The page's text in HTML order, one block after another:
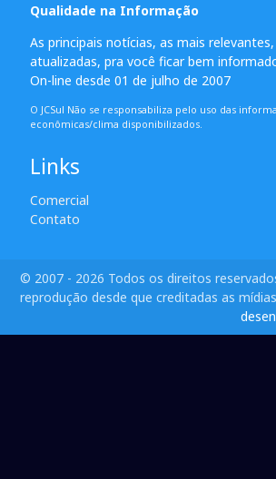
Qualidade na Informação
As principais notícias, as mais
atualizadas, pra você ficar bem
On-line desde 01 de julho de 2007
O JCSul Não se responsabiliza pelo uso das
econômicas/clima disponibilizados.
Links
Comercial
Contato
© 2007 - 2026 Todos os direitos
reprodução desde que creditadas as